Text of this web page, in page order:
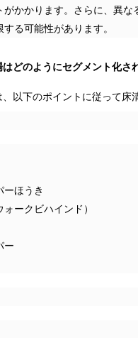
がかかります。さらに、異
る可能性があります。
どのようにセグメント化さ
以下のポイントに従って床
ほうき
ークビハインド）
ー